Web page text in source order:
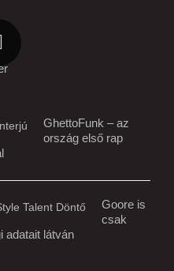
GhettoFunk – az
ország első rap
Goore is
csak
adatait látván